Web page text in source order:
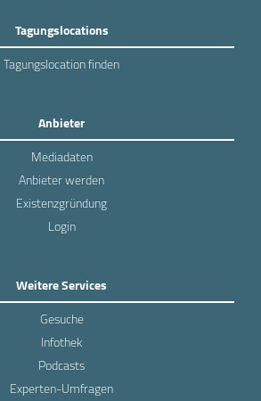
Tagungslocations
Tagungslocation finden
Anbieter
Mediadaten
Anbieter werden
Existenzgründung
Login
Weitere Services
Gesuche
Infothek
Podcasts
Experten-Umfragen